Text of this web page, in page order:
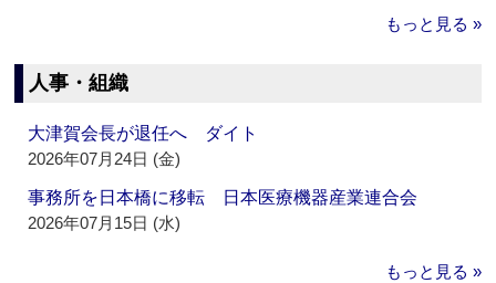
もっと見る »
人事・組織
大津賀会長が退任へ ダイト
2026年07月24日 (金)
事務所を日本橋に移転 日本医療機器産業連合会
2026年07月15日 (水)
もっと見る »